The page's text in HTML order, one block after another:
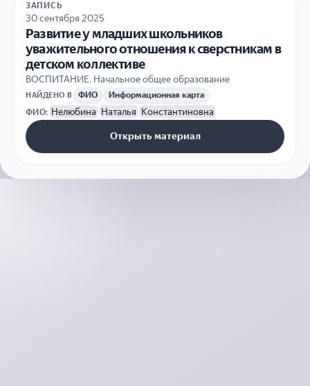
ЗАПИСЬ
30 сентября 2025
Развитие у младших школьников
уважительного отношения к сверстникам в
детском коллективе
ВОСПИТАНИЕ, Начальное общее образование
НАЙДЕНО В ФИО
Информационная карта
ФИО: Нелюбина Наталья Константиновна
Открыть материал